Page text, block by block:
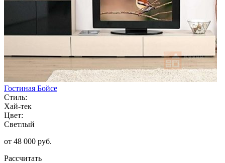
Гостиная Бойсе
Стиль:
Хай-тек
Цвет:
Светлый
от 48 000 руб.
Рассчитать